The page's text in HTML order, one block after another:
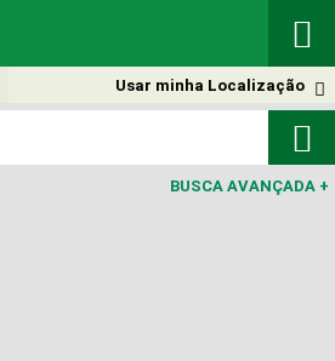


Usar minha Localização

BUSCA AVANÇADA +